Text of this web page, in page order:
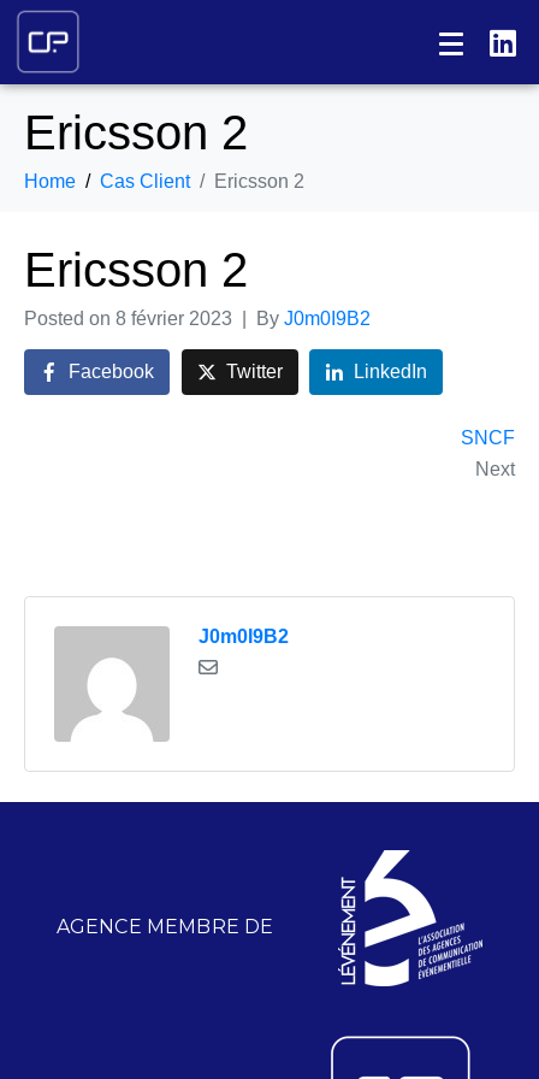
Ericsson 2
Home Cas Client Ericsson 2
Ericsson 2
Posted on 8 février 2023 By J0m0I9B2
Facebook Twitter LinkedIn
SNCF
Next
J0m0I9B2
AGENCE MEMBRE DE